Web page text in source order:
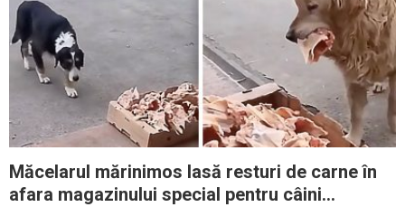
Măcelarul mărinimos lasă resturi de carne în
afara magazinului special pentru câini